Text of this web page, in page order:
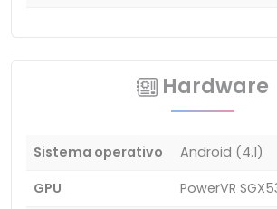
Hardware
Sistema operativo
Android (4.1)
GPU
PowerVR